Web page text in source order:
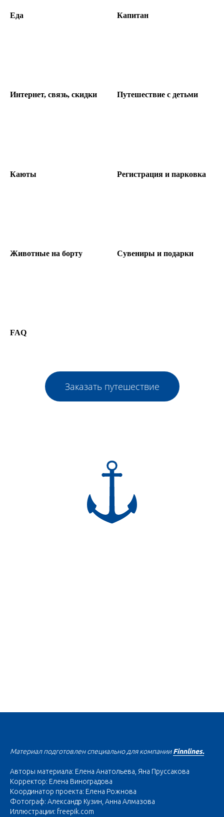
Еда Капитан
Интернет, связь, скидки Путешествие с детьми
Каюты Регистрация и парковка
Животные на борту Сувениры и подарки
FAQ
Заказать путешествие
Материал подготовлен специально для компанииFinnlines.
Авторы материала: Елена Анатольева, Яна Пруссакова
Корректор: Елена Виноградова
Координатор проекта: Елена Рожнова
Фотограф: Александр Кузин, Анна Алмазова
Иллюстрации: freepik.com